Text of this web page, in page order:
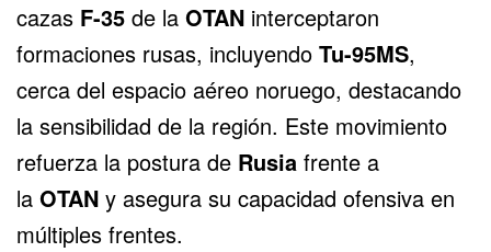
cazas F-35 de la OTAN interceptaron
formaciones rusas, incluyendo Tu-95MS,
cerca del espacio aéreo noruego, destacando
la sensibilidad de la región. Este movimiento
refuerza la postura de Rusia frente a
la OTAN y asegura su capacidad ofensiva en
múltiples frentes.